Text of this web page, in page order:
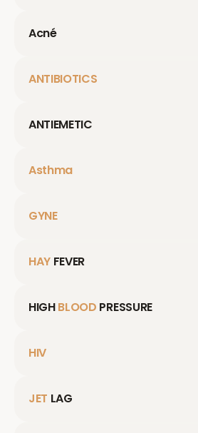
Acné
ANTIBIOTICS
ANTIEMETIC
Asthma
GYNE
HAY FEVER
HIGHBLOOD PRESSURE
HIV
JET LAG